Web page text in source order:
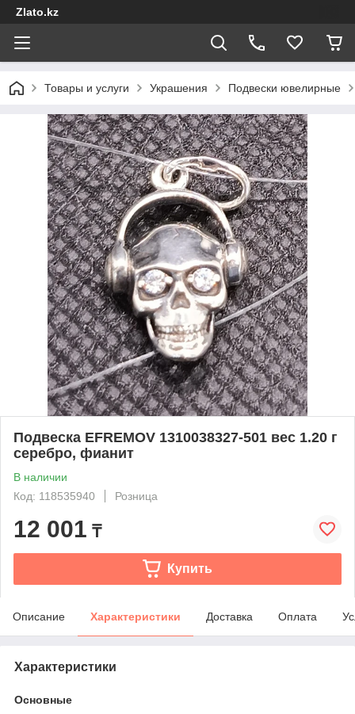
Zlato.kz
Товары и услуги Украшения Подвески ювелирные
Подвеска EFREMOV 1310038327-501 вес 1.20 г
серебро, фианит
В наличии
Код: 118535940
Розница
12 001 ₸
Купить
Описание Характеристики Доставка Оплата
Характеристики
Основные